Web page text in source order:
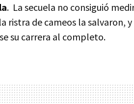
. La secuela no consiguió
ristra de cameos la salvaron,
su carrera al completo.